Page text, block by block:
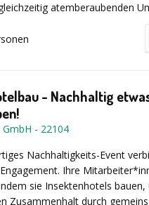
atemberaubenden
authentische Flugverhalten,
ohne Übung und Vorkenntnisse
konzipiert Ihnen ein
Gesamtpaket. Darüber
exklusiv für Ihr
ist ein Erlebnis, das
- Nachhaltig
GmbH - 22104
Nachhaltigkeits-Event
Ihre
sie Insektenhotels bauen,
Zusammenhalt durch